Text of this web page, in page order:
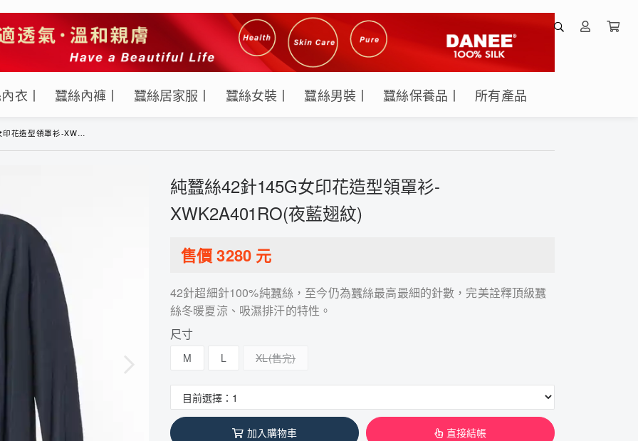
衣丨 蠶絲內褲丨 蠶絲居家服丨 蠶絲女裝丨 蠶絲男裝丨 蠶絲保養品丨 所有產品
罩衫-XWK2A401RO(夜藍翅紋)
純蠶絲42針145G女印花造型領罩衫-
XWK2A401RO(夜藍翅紋)
售價3280 元
42針超細針100%純蠶絲，至今仍為蠶絲最高最細的針數，完美詮釋頂級蠶
絲冬暖夏涼、吸濕排汗的特性。
尺寸
M L XL
加入購物車 直接結帳